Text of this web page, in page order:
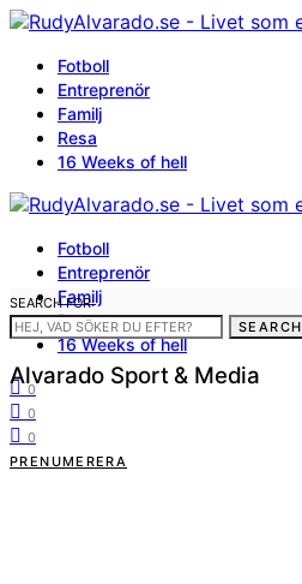
Fotboll
Entreprenör
Familj
Resa
16 Weeks of hell
Fotboll
Entreprenör
Familj
Resa
16 Weeks of hell
0
0
0
PRENUMERERA
SEARCH FOR:
SEARCH
Alvarado Sport & Media